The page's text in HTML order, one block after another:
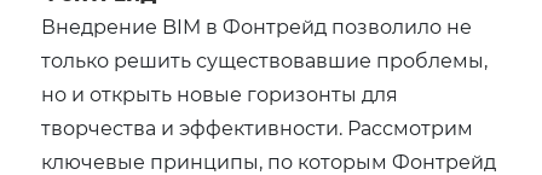
Внедрение BIM в Фонтрейд позволило не
только решить существовавшие проблемы,
но и открыть новые горизонты для
творчества и эффективности. Рассмотрим
ключевые принципы, по которым Фонтрейд